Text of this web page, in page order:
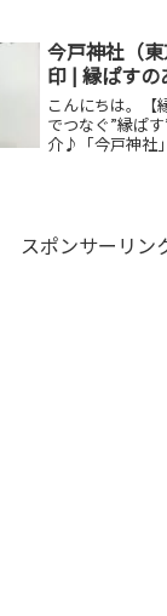
きます。朱印（
の寺院や神社...
今戸神社（
印 | 縁ぱす
こんにちは。【
でつなぐ”縁ぱ
介♪「今戸神社
スポンサーリン